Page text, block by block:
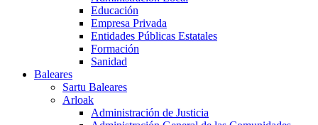
Educación
Empresa Privada
Entidades Públicas Estatales
Formación
Sanidad
Baleares
Sartu Baleares
Arloak
Administración de Justicia